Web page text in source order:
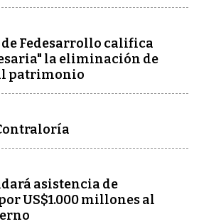
Fedesarrollo califica
la eliminación de
patrimonio
asistencia de
US$1.000 millones al